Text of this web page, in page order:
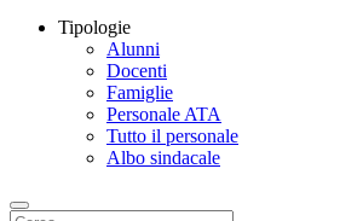
Tipologie
Alunni
Docenti
Famiglie
Personale ATA
Tutto il personale
Albo sindacale